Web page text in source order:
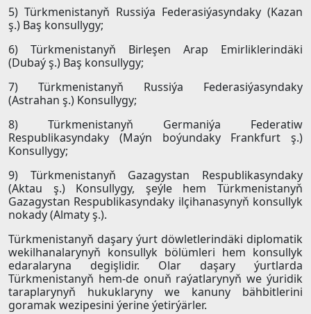
5) Türkmenistanyň Russiýa Federasiýasyndaky (Kazan
ş.) Baş konsullygy;
6) Türkmenistanyň Birleşen Arap Emirliklerindäki
(Dubaý ş.) Baş konsullygy;
7) Türkmenistanyň Russiýa Federasiýasyndaky
(Astrahan ş.) Konsullygy;
8) Türkmenistanyň Germaniýa Federatiw
Respublikasyndaky (Maýn boýundaky Frankfurt ş.)
Konsullygy;
9) Türkmenistanyň Gazagystan Respublikasyndaky
(Aktau ş.) Konsullygy, şeýle hem Türkmenistanyň
Gazagystan Respublikasyndaky ilçihanasynyň konsullyk
nokady (Almaty ş.).
Türkmenistanyň daşary ýurt döwletlerindäki diplomatik
wekilhanalarynyň konsullyk bölümleri hem konsullyk
edaralaryna degişlidir. Olar daşary ýurtlarda
Türkmenistanyň hem-de onuň raýatlarynyň we ýuridik
taraplarynyň hukuklaryny we kanuny bähbitlerini
goramak wezipesini ýerine ýetirýärler.